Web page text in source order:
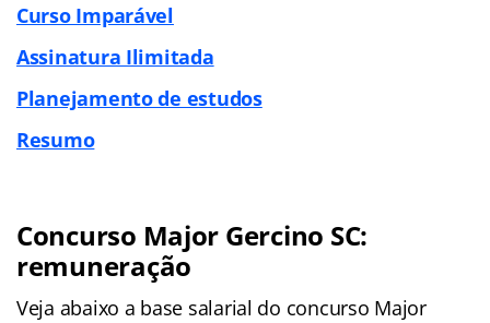
Curso Imparável
Assinatura Ilimitada
Planejamento de estudos
Resumo
Concurso Major Gercino SC:
remuneração
Veja abaixo a base salarial do concurso Major